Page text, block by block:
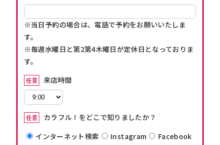
※当日予約の場合は、電話で予約をお願いいたしま
す。
※毎週水曜日と第2第4木曜日が定休日となっておりま
す。
任意 来店時間
任意
カラフル！をどこで知りましたか？
インターネット検索
Instagram Facebook